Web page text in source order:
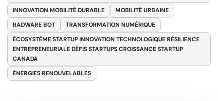
INNOVATION MOBILITÉ DURABLE
MOBILITÉ URBAINE
RADWARE BOT
TRANSFORMATION NUMÉRIQUE
ÉCOSYSTÈME STARTUP INNOVATION TECHNOLOGIQUE RÉSILIENCE
ENTREPRENEURIALE DÉFIS STARTUPS CROISSANCE STARTUP
CANADA
ÉNERGIES RENOUVELABLES